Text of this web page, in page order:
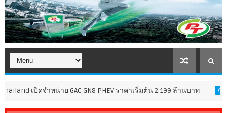
ดจำหน่าย GAC GN8 PHEV ราคาเริ่มต้น 2.199 ล้านบาท GENERAL